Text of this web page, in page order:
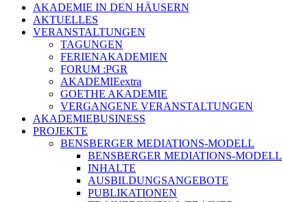
AKADEMIE IN DEN HÄUSERN
AKTUELLES
VERANSTALTUNGEN
TAGUNGEN
FERIENAKADEMIEN
FORUM :PGR
AKADEMIEextra
GOETHE AKADEMIE
VERGANGENE VERANSTALTUNGEN
AKADEMIEBUSINESS
PROJEKTE
BENSBERGER MEDIATIONS-MODELL
BENSBERGER MEDIATIONS-MODELL
INHALTE
AUSBILDUNGSANGEBOTE
PUBLIKATIONEN